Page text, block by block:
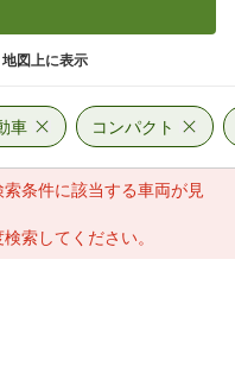
地図上に表示
車 コンパクト
条件に該当する車両が見
索してください。